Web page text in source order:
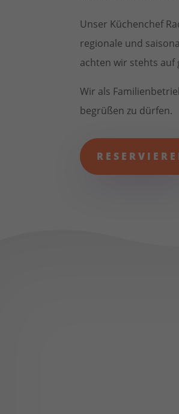
Unser Küchenchef
regionale und
achten wir stehts
Wir als
begrüßen zu dürfen.